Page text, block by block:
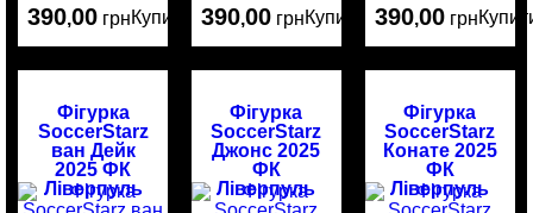
390,00 грнКупити 390,00 грнКупити 390,00 грн
Фігурка
SoccerStarz
ван Дейк
2025 ФК
Ліверпуль
Фігурка
SoccerStarz
Джонс 2025
ФК
Ліверпуль
Фігурка
SoccerStarz
Конате 2025
ФК
Ліверпуль